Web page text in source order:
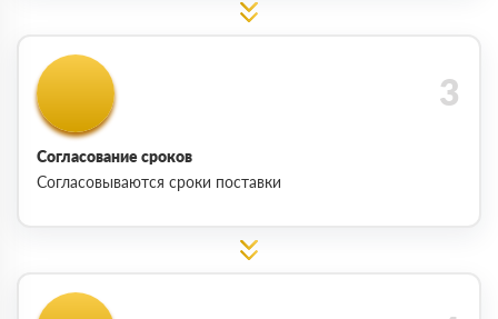
Согласование сроков
Согласовываются сроки поставки